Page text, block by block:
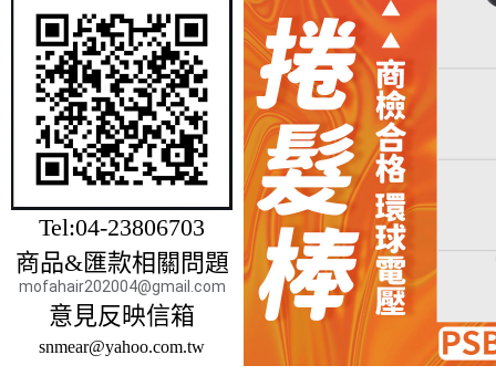
Tel:04-23806703
商品&匯款相關問題
mofahair202004@gmail.com
意見反映信箱
snmear@yahoo.com.tw